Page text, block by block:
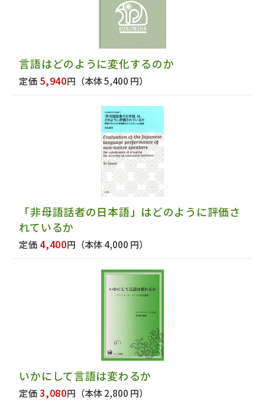
言語はどのように変化するのか
定価 5,940円 （本体 5,400 円）
「非母語話者の日本語」はどのように評価さ
れているか
定価 4,400円 （本体 4,000 円）
いかにして言語は変わるか
定価3,080円 （本体 2,800 円）